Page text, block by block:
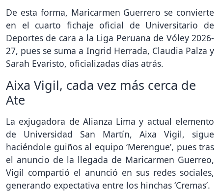
De esta forma, Maricarmen Guerrero se convierte
en el cuarto fichaje oficial de Universitario de
Deportes de cara a la Liga Peruana de Vóley 2026-
27, pues se suma a Ingrid Herrada, Claudia Palza y
Sarah Evaristo, oficializadas días atrás.
Aixa Vigil, cada vez más cerca de
Ate
La exjugadora de Alianza Lima y actual elemento
de Universidad San Martín, Aixa Vigil, sigue
haciéndole guiños al equipo ‘Merengue’, pues tras
el anuncio de la llegada de Maricarmen Guerreo,
Vigil compartió el anunció en sus redes sociales,
generando expectativa entre los hinchas ‘Cremas’.